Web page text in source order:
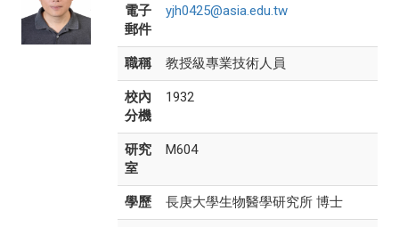
電子
郵件
yjh0425@asia.edu.tw
職稱 教授級專業技術人員
校內
分機
1932
研究
室
M604
學歷 長庚大學生物醫學研究所 博士